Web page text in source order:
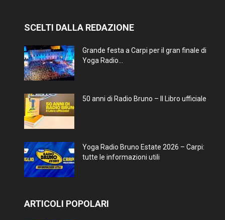
SCELTI DALLA REDAZIONE
Grande festa a Carpi per il gran finale di
Yoga Radio...
50 anni di Radio Bruno – Il Libro ufficiale
Yoga Radio Bruno Estate 2026 – Carpi:
tutte le informazioni utili
ARTICOLI POPOLARI